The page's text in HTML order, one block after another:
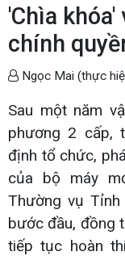
'Chìa khóa'
chính
Ngọc Mai (thực
Sau một năm
phương 2 cấp,
định tổ chức,
của bộ máy
Thường vụ
bước đầu, đồng
tiếp tục hoàn